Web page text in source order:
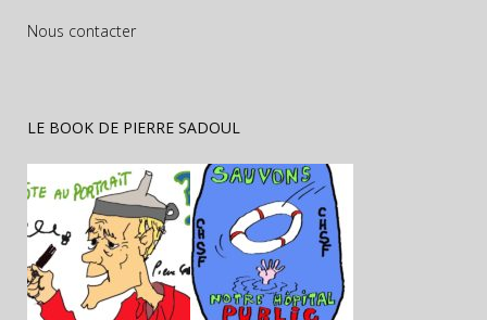
Nous contacter
LE BOOK DE PIERRE SADOUL